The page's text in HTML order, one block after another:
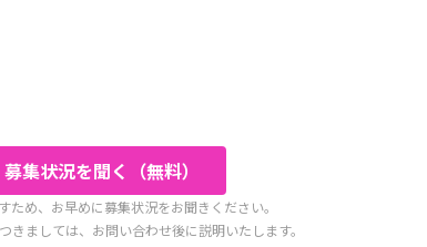
募集状況を聞く（無料）
ため、お早めに募集状況をお聞きください。
ましては、お問い合わせ後に説明いたします。